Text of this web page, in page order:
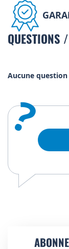
QUESTIONS
Aucune question
?